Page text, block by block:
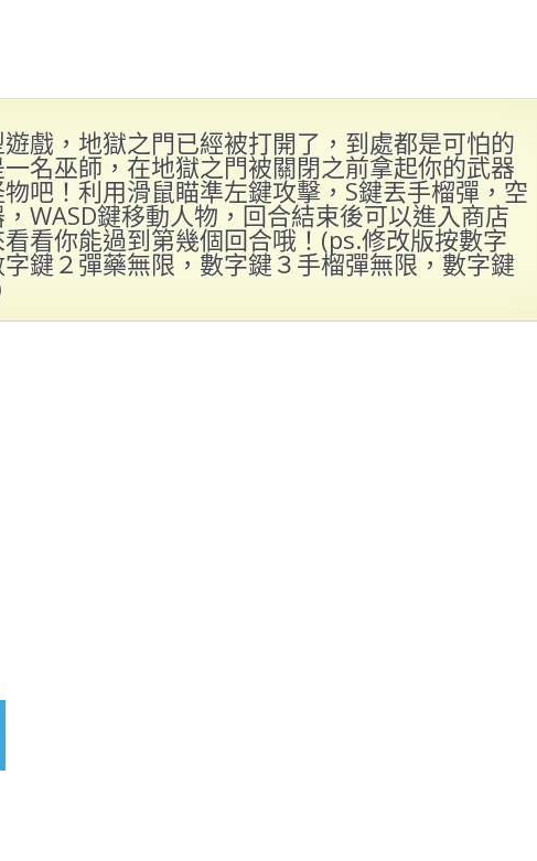
戲，地獄之門已經被打開了，到處都是可怕的
名巫師，在地獄之門被關閉之前拿起你的武器
吧！利用滑鼠瞄準左鍵攻擊，S鍵丟手榴彈，空
WASD鍵移動人物，回合結束後可以進入商店
看你能過到第幾個回合哦！(ps.修改版按數字
鍵２彈藥無限，數字鍵３手榴彈無限，數字鍵